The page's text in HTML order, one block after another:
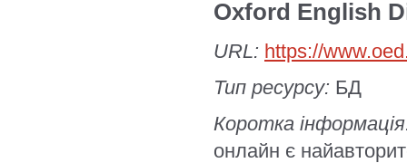
Oxford English
URL: https://
Тип ресурсу: БД
Коротка
онлайн є